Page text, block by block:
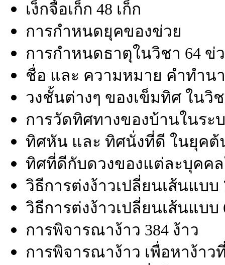
เง็กจื้อเก็ก 48 เก็ก
การกำหนดยุคของข่วย
การกำหนดธาตุในวิชา 64 ข่
ชื่อ และ ความหมาย คำทำน
วงชั้นต่างๆ ของเข็มทิศ ในวิ
การวัดทิศทางของบ้านในระ
ทิศหัน และ ทิศนั่งที่ดี ในยุคต้
ทิศที่ดีกับดวงของแต่ละบุคค
วิธีการต่งง้าวเปลี่ยนเส้นแบบ
วิธีการต่งง้าวเปลี่ยนเส้นแบบ
การพิจารณาง้าว 384 ง้าว
การพิจารณาง้าว เพื่อหาง้าว